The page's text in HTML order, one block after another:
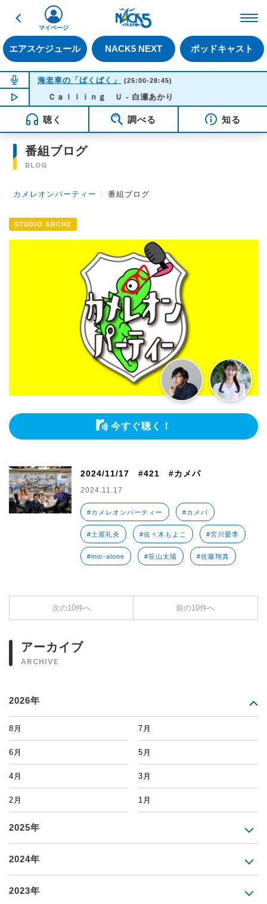
戻る
エアスケジュール NACK5 NEXT ポッドキャスト
マイページ
NOW ON AIR
海老車の「ばくばく」 (25:00-28:45)
NOW PLAYING 04:31
Ｃａｌｌｉｎｇ Ｕ - 白瀬あかり
聴く 調べる 知る
番組ブログ
BLOG
カメレオンパーティー 〉番組ブログ
STUDIO ARCHE
今すぐ聴く！
2024/11/17 #421 #カメパ
2024.11.17
#カメレオンパーティー #カメパ
#土屋礼央 #佐々木もよこ #宮川愛李
#mic-alone #笹山太陽 #佐藤翔真
次の10件へ 前の10件へ
アーカイブ
ARCHIVE
2026年
8月 7月
6月 5月
4月 3月
2月 1月
2025年
2024年
2023年